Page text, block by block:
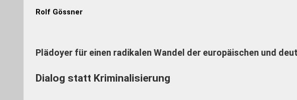
Rolf Gössner
Plädoyer für einen radikalen Wandel der europäischen und
Dialog statt Kriminalisierung